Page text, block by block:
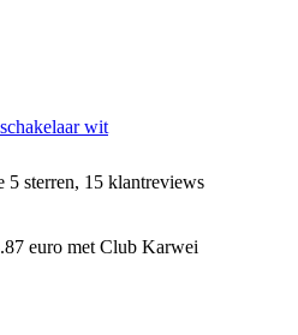
wit
5 sterren, 15 klantreviews
euro met Club Karwei